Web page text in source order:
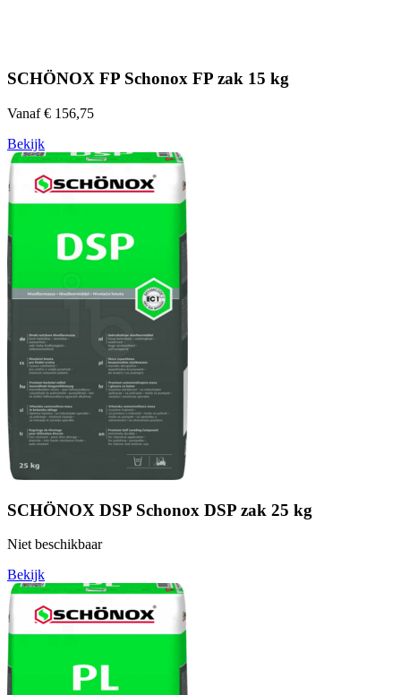
SCHÖNOX FP Schonox FP zak 15 kg
Vanaf € 156,75
Bekijk
SCHÖNOX DSP Schonox DSP zak 25 kg
Niet beschikbaar
Bekijk